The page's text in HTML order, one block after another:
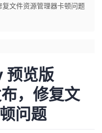
文件资源管理器卡顿问题
预览版
，修复文
问题